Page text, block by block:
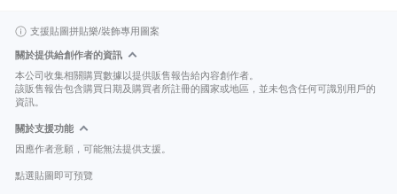
支援貼圖拼貼樂/裝飾專用圖案
關於提供給創作者的資訊
本公司收集相關購買數據以提供販售報告給內容創作者。
該販售報告包含購買日期及購買者所註冊的國家或地區，並未包含任何可識別用戶的
資訊。
關於支援功能
因應作者意願，可能無法提供支援。
點選貼圖即可預覽